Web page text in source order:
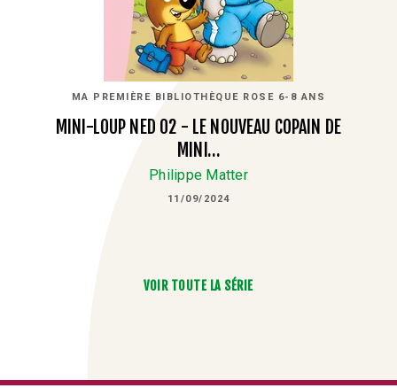
MA PREMIÈRE BIBLIOTHÈQUE ROSE 6-8 ANS
MINI-LOUP NED 02 - LE NOUVEAU COPAIN DE
MINI…
Philippe Matter
11/09/2024
VOIR TOUTE LA SÉRIE